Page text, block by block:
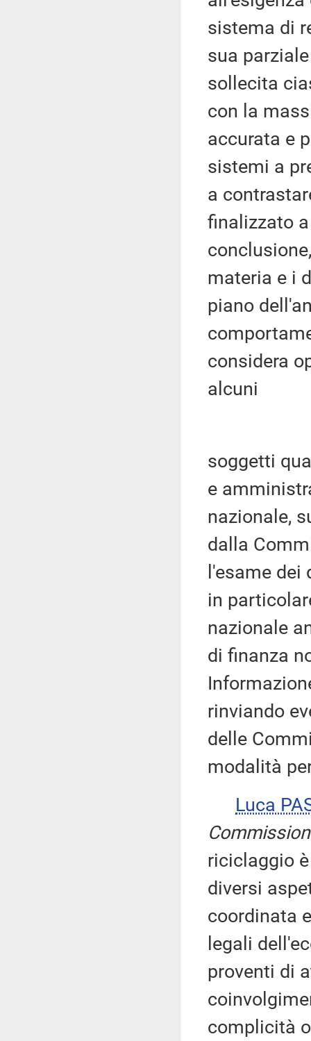
sistema di
sua
sollecita
con la
accurata e
sistemi a
a
finalizzato
materia e i
piano
considera
alcuni
soggetti
e
nazionale,
dalla
l'esame
in
nazionale
di finanza
rinviando
delle
modalità
Luca
riciclaggio
diversi
coordinata
legali
proventi di
complicità